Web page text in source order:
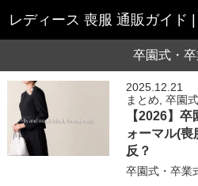
卒園式・
2025.12.21
まとめ ,卒園
【2026】
ォーマル(
反？
卒園式・卒業